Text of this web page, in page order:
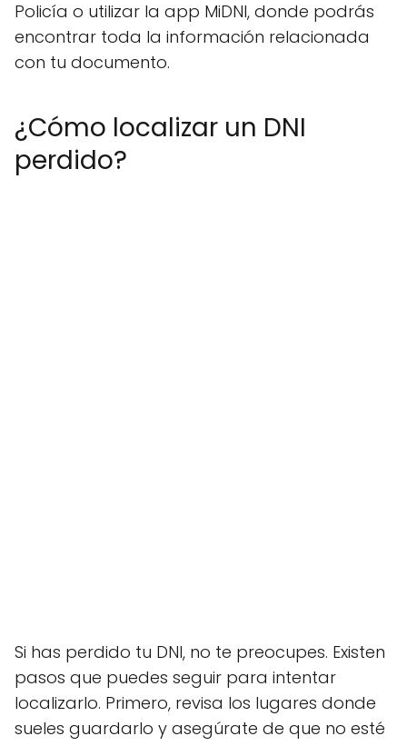
Policía o utilizar la app MiDNI, donde podrás
encontrar toda la información relacionada
con tu documento.
¿Cómo localizar un DNI
perdido?
Si has perdido tu DNI, no te preocupes. Existen
pasos que puedes seguir para intentar
localizarlo. Primero, revisa los lugares donde
sueles guardarlo y asegúrate de que no esté